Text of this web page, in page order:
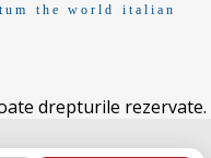
the world italian
drepturile rezervate.